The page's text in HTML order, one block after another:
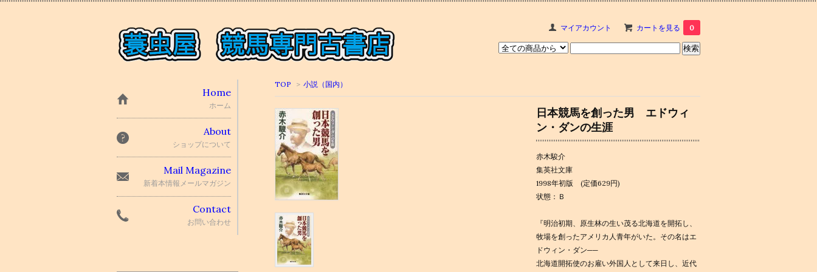
マイアカウント カートを見る 0
TOP > 小説（国内）
日本競馬を創った男 エドウィ
ン・ダンの生涯
赤木駿介
集英社文庫
1998年初版 (定価629円)
状態：Ｂ
『明治初期、原生林の生い茂る北海道を開拓し、
牧場を創ったアメリカ人青年がいた。その名はエ
ドウィン・ダン──
北海道開拓使のお雇い外国人として来日し、近代
Home
ホーム
About
ショップについて
Mail Magazine
新着本情報メールマガジン
Contact
お問い合わせ